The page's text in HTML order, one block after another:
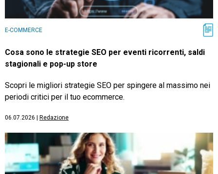
E-COMMERCE
Cosa sono le strategie SEO per eventi ricorrenti, saldi
stagionali e pop-up store
Scopri le migliori strategie SEO per spingere al massimo nei
periodi critici per il tuo ecommerce.
06.07.2026 Redazione